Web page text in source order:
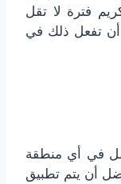
فترة لا تقل
تفعل ذلك في
في أي منطقة
أن يتم تطبيق